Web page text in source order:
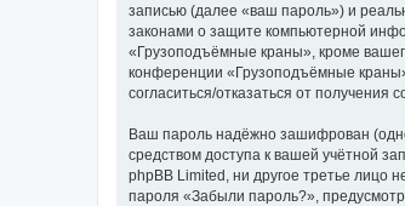
записью (далее «ваш пароль») и
законами о защите компьютерной
«Грузоподъёмные краны», кроме
конференции «Грузоподъёмные
согласиться/отказаться от
Ваш пароль надёжно зашифрован
средством доступа к вашей учётной
phpBB Limited, ни другое третье лицо
пароля «Забыли пароль?»,